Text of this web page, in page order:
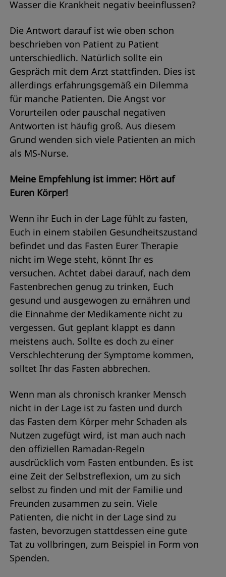
Wasser die Krankheit negativ beeinflussen?
Die Antwort darauf ist wie oben schon
beschrieben von Patient zu Patient
unterschiedlich. Natürlich sollte ein
Gespräch mit dem Arzt stattfinden. Dies ist
allerdings erfahrungsgemäß ein Dilemma
für manche Patienten. Die Angst vor
Vorurteilen oder pauschal negativen
Antworten ist häufig groß. Aus diesem
Grund wenden sich viele Patienten an mich
als MS-Nurse.
Meine Empfehlung ist immer: Hört auf
Euren Körper!
Wenn ihr Euch in der Lage fühlt zu fasten,
Euch in einem stabilen Gesundheitszustand
befindet und das Fasten Eurer Therapie
nicht im Wege steht, könnt Ihr es
versuchen. Achtet dabei darauf, nach dem
Fastenbrechen genug zu trinken, Euch
gesund und ausgewogen zu ernähren und
die Einnahme der Medikamente nicht zu
vergessen. Gut geplant klappt es dann
meistens auch. Sollte es doch zu einer
Verschlechterung der Symptome kommen,
solltet Ihr das Fasten abbrechen.
Wenn man als chronisch kranker Mensch
nicht in der Lage ist zu fasten und durch
das Fasten dem Körper mehr Schaden als
Nutzen zugefügt wird, ist man auch nach
den offiziellen Ramadan-Regeln
ausdrücklich vom Fasten entbunden. Es ist
eine Zeit der Selbstreflexion, um zu sich
selbst zu finden und mit der Familie und
Freunden zusammen zu sein. Viele
Patienten, die nicht in der Lage sind zu
fasten, bevorzugen stattdessen eine gute
Tat zu vollbringen, zum Beispiel in Form von
Spenden.